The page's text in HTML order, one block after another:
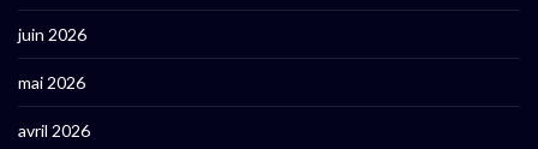
juin 2026
mai 2026
avril 2026